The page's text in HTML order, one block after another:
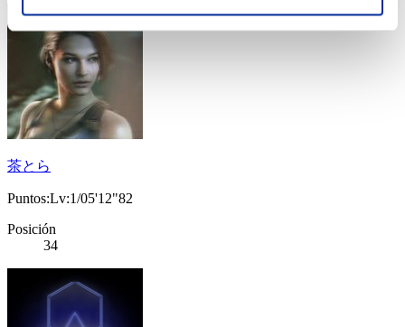
茶とら
Puntos:Lv:1/05'12"82
Posición
34